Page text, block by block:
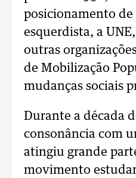
posicionamento
esquerdista, a
outras
de Mobilização
mudanças sociais
Durante a década
consonância com
atingiu grande
movimento